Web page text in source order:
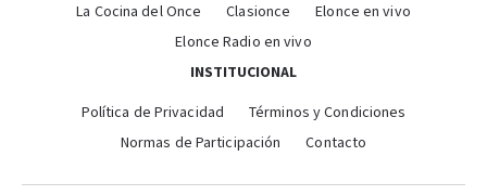
La Cocina del Once
Clasionce
Elonce en vivo
Elonce Radio en vivo
INSTITUCIONAL
Política de Privacidad
Términos y Condiciones
Normas de Participación
Contacto